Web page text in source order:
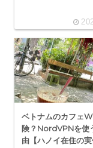
ベトナムのカフェ
険？NordVPNを使
由【ハノイ在住の実